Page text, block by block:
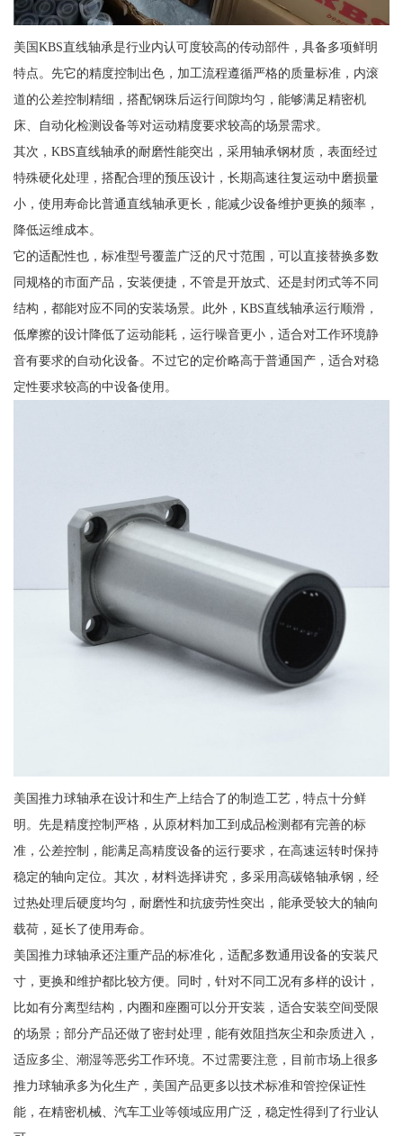
美国KBS直线轴承是行业内认可度较高的传动部件，具备多项鲜明
特点。先它的精度控制出色，加工流程遵循严格的质量标准，内滚
道的公差控制精细，搭配钢珠后运行间隙均匀，能够满足精密机
床、自动化检测设备等对运动精度要求较高的场景需求。
其次，KBS直线轴承的耐磨性能突出，采用轴承钢材质，表面经过
特殊硬化处理，搭配合理的预压设计，长期高速往复运动中磨损量
小，使用寿命比普通直线轴承更长，能减少设备维护更换的频率，
降低运维成本。
它的适配性也，标准型号覆盖广泛的尺寸范围，可以直接替换多数
同规格的市面产品，安装便捷，不管是开放式、还是封闭式等不同
结构，都能对应不同的安装场景。此外，KBS直线轴承运行顺滑，
低摩擦的设计降低了运动能耗，运行噪音更小，适合对工作环境静
音有要求的自动化设备。不过它的定价略高于普通国产，适合对稳
定性要求较高的中设备使用。
美国推力球轴承在设计和生产上结合了的制造工艺，特点十分鲜
明。先是精度控制严格，从原材料加工到成品检测都有完善的标
准，公差控制，能满足高精度设备的运行要求，在高速运转时保持
稳定的轴向定位。其次，材料选择讲究，多采用高碳铬轴承钢，经
过热处理后硬度均匀，耐磨性和抗疲劳性突出，能承受较大的轴向
载荷，延长了使用寿命。
美国推力球轴承还注重产品的标准化，适配多数通用设备的安装尺
寸，更换和维护都比较方便。同时，针对不同工况有多样的设计，
比如有分离型结构，内圈和座圈可以分开安装，适合安装空间受限
的场景；部分产品还做了密封处理，能有效阻挡灰尘和杂质进入，
适应多尘、潮湿等恶劣工作环境。不过需要注意，目前市场上很多
推力球轴承多为化生产，美国产品更多以技术标准和管控保证性
能，在精密机械、汽车工业等领域应用广泛，稳定性得到了行业认